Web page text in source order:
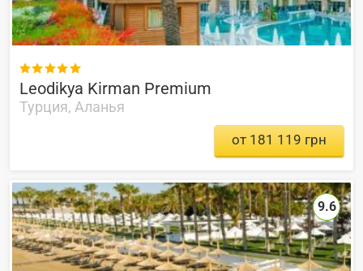

Leodikya Kirman Premium
Турция, Аланья
от 181 119 грн
9.6